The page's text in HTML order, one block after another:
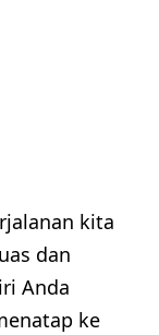
kita
dan
Anda
ke